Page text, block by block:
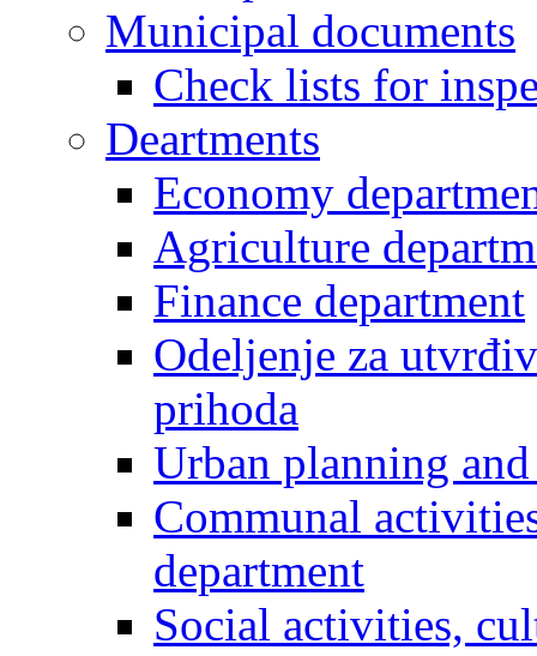
Municipal documents
Check lists for
Deartments
Economy
Agriculture
Finance department
Odeljenje za
prihoda
Urban planning
Communal
department
Social activities,